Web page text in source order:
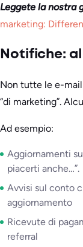
Leggete la nostra
marketing:
Notifiche:
Non tutte le e-mail
“di marketing”.
Ad esempio:
Aggiornamenti
piacerti anche…”.
Avvisi sul conto
aggiornamento
Ricevute di
referral